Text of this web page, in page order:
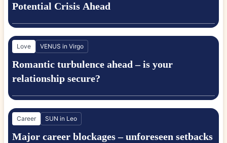
Potential Crisis Ahead
Love VENUS in Virgo
Romantic turbulence ahead – is your
relationship secure?
Career SUN in Leo
Major career blockages – unforeseen setbacks